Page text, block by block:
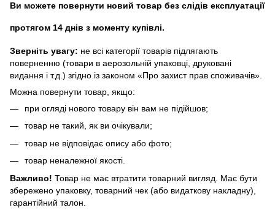
Ви можете повернути новий товар без слідів експлуатації
протягом 14 днів з моменту купівлі.
Зверніть увагу: не всі категорії товарів підлягають
поверненню (товари в аерозольній упаковці, друковані
видання і т.д.) згідно із законом «Про захист прав споживачів».
Можна повернути товар, якщо:
при огляді нового товару він вам не підійшов;
товар не такий, як ви очікували;
товар не відповідає опису або фото;
товар неналежної якості.
Важливо! Товар не має втратити товарний вигляд. Має бути
збережено упаковку, товарний чек (або видаткову накладну),
гарантійний талон.